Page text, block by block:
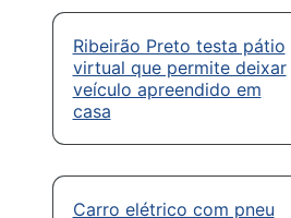
Ribeirão Preto testa pátio
virtual que permite deixar
veículo apreendido em
casa
Carro elétrico com pneu